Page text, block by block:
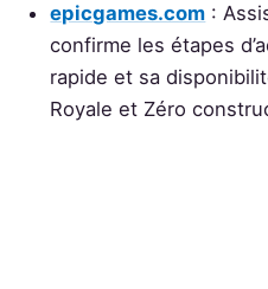
epicgames.com :
confirme les étapes
rapide et sa
Royale et Zéro